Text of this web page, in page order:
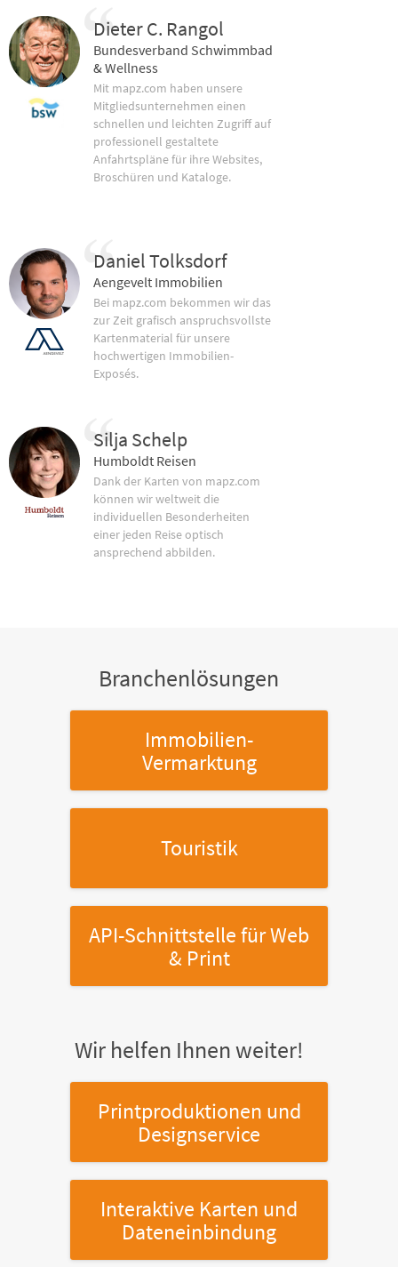
Dieter C. Rangol
Bundesverband Schwimmbad
& Wellness
Mit mapz.com haben unsere
Mitgliedsunternehmen einen
schnellen und leichten Zugriff auf
professionell gestaltete
Anfahrtspläne für ihre Websites,
Broschüren und Kataloge.
Daniel Tolksdorf
Aengevelt Immobilien
Bei mapz.com bekommen wir das
zur Zeit grafisch anspruchsvollste
Kartenmaterial für unsere
hochwertigen Immobilien-
Exposés.
Silja Schelp
Humboldt Reisen
Dank der Karten von mapz.com
können wir weltweit die
individuellen Besonderheiten
einer jeden Reise optisch
ansprechend abbilden.
Branchenlösungen
Immobilien-
Vermarktung
Touristik
API-Schnittstellefür Web
& Print
Wir helfen Ihnen weiter!
Printproduktionen und
Designservice
Interaktive Karten und
Dateneinbindung